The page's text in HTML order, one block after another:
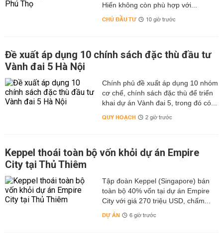
Hiến không còn phù hợp với...
CHỦ ĐẦU TƯ 10 giờ trước
Đề xuất áp dụng 10 chính sách đặc thù đầu tư
Vành đai 5 Hà Nội
Chính phủ đề xuất áp dụng 10 nhóm
cơ chế, chính sách đặc thù để triển
khai dự án Vành đai 5, trong đó có...
QUY HOẠCH 2 giờ trước
Keppel thoái toàn bộ vốn khỏi dự án Empire
City tại Thủ Thiêm
Tập đoàn Keppel (Singapore) bán
toàn bộ 40% vốn tại dự án Empire
City với giá 270 triệu USD, chấm...
DỰ ÁN 6 giờ trước